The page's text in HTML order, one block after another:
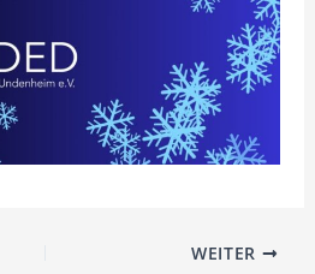
WEITER